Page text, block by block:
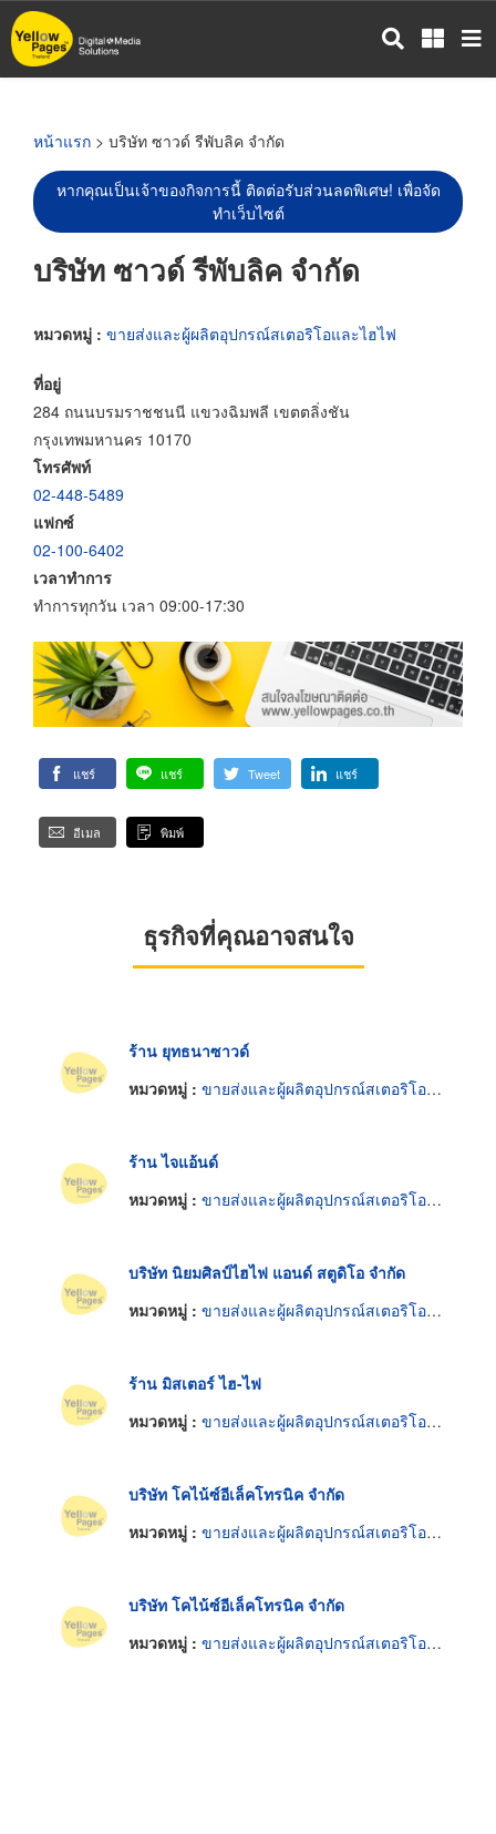
ข้าม
ไป
หน้าแรก > บริษัท ซาวด์ รีพับลิค จำกัด
หากคุณเป็นเจ้าของกิจการนี้ ติดต่อรับส่วนลดพิเศษ! เพื่อจัด
ทำเว็บไซต์
บริษัท ซาวด์ รีพับลิค จำกัด
หมวดหมู่ : ขายส่งและผู้ผลิตอุปกรณ์สเตอริโอและไฮไฟ
ที่อยู่
284 ถนนบรมราชชนนี แขวงฉิมพลี เขตตลิ่งชัน
กรุงเทพมหานคร 10170
โทรศัพท์
02-448-5489
แฟกซ์
02-100-6402
เวลาทำการ
ทำการทุกวัน เวลา 09:00-17:30
แชร์ แชร์ Tweet แชร์
อีเมล พิมพ์
ธุรกิจที่คุณอาจสนใจ
ร้าน ยุทธนาซาวด์
หมวดหมู่ : ขายส่งและผู้ผลิตอุปกรณ์สเตอริโอและไฮไฟ
ร้าน ไจแอ้นด์
หมวดหมู่ : ขายส่งและผู้ผลิตอุปกรณ์สเตอริโอและไฮไฟ
บริษัท นิยมศิลป์ไฮไฟ แอนด์ สตูดิโอ จำกัด
หมวดหมู่ : ขายส่งและผู้ผลิตอุปกรณ์สเตอริโอและไฮไฟ
ร้าน มิสเตอร์ ไฮ-ไฟ
หมวดหมู่ : ขายส่งและผู้ผลิตอุปกรณ์สเตอริโอและไฮไฟ
บริษัท โคไน้ซ์อีเล็คโทรนิค จำกัด
หมวดหมู่ : ขายส่งและผู้ผลิตอุปกรณ์สเตอริโอและไฮไฟ
บริษัท โคไน้ซ์อีเล็คโทรนิค จำกัด
หมวดหมู่ : ขายส่งและผู้ผลิตอุปกรณ์สเตอริโอและไฮไฟ